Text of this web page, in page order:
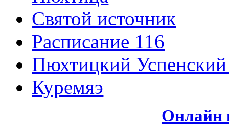
Святой источник
Расписание 116
Пюхтицкий
Куремяэ
Онлайн